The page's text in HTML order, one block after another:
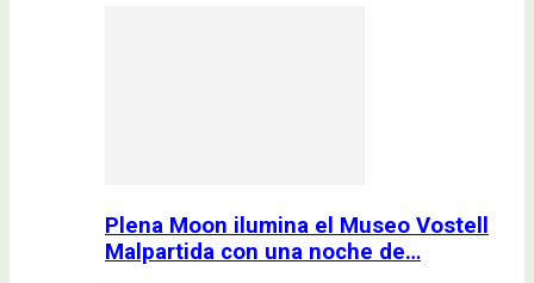
Plena Moon ilumina el Museo Vostell
Malpartida con una noche de…